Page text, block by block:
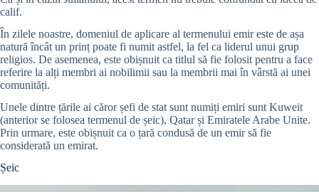
calif.
În zilele noastre, domeniul de aplicare al termenului emir este de așa
natură încât un prinț poate fi numit astfel, la fel ca liderul unui grup
religios. De asemenea, este obișnuit ca titlul să fie folosit pentru a face
referire la alți membri ai nobilimii sau la membrii mai în vârstă ai unei
comunități.
Unele dintre țările ai căror șefi de stat sunt numiți emiri sunt Kuweit
(anterior se folosea termenul de șeic), Qatar și Emiratele Arabe Unite.
Prin urmare, este obișnuit ca o țară condusă de un emir să fie
considerată un emirat.
Șeic